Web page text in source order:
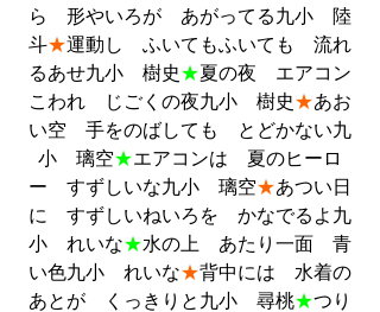
ら　形やいろが　あがってる九小　陸
斗★運動し　ふいてもふいても　流れ
るあせ九小　樹史★夏の夜　エアコン
こわれ　じごくの夜九小　樹史★あお
い空　手をのばしても　とどかない九
小　璃空★エアコンは　夏のヒーロ
ー　すずしいな九小　璃空★あつい日
に　すずしいねいろを　かなでるよ九
小　れいな★水の上　あたり一面　青
い色九小　れいな★背中には　水着の
あとが　くっきりと九小　尋桃★つり